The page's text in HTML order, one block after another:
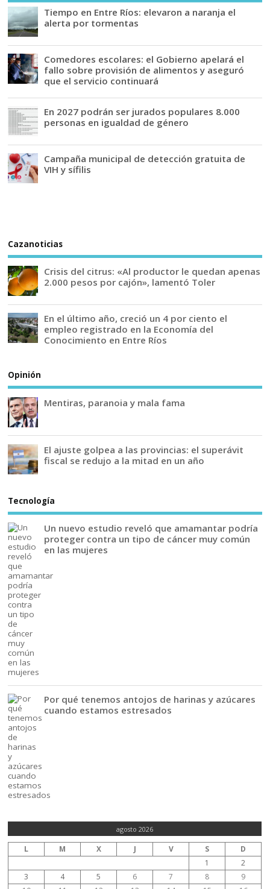
Tiempo en Entre Ríos: elevaron a naranja el
alerta por tormentas
Comedores escolares: el Gobierno apelará el
fallo sobre provisión de alimentos y aseguró
que el servicio continuará
En 2027 podrán ser jurados populares 8.000
personas en igualdad de género
Campaña municipal de detección gratuita de
VIH y sífilis
Cazanoticias
Crisis del citrus: «Al productor le quedan apenas
2.000 pesos por cajón», lamentó Toler
En el último año, creció un 4 por ciento el
empleo registrado en la Economía del
Conocimiento en Entre Ríos
Opinión
Mentiras, paranoia y mala fama
El ajuste golpea a las provincias: el superávit
fiscal se redujo a la mitad en un año
Tecnología
Un nuevo estudio reveló que amamantar podría
proteger contra un tipo de cáncer muy común
en las mujeres
Por qué tenemos antojos de harinas y azúcares
cuando estamos estresados
agosto 2026
L M X J V S
D
1
2
3
4 5 6 7 8
9